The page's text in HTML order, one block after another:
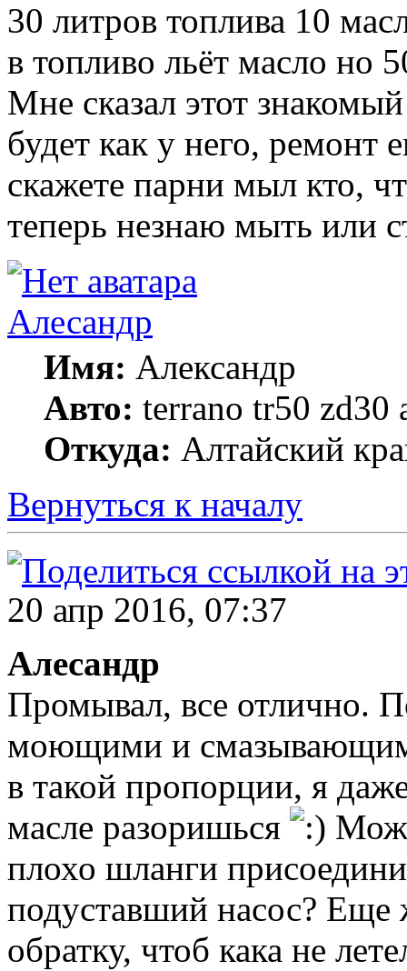
30 литров топлива 10
в топливо льёт масло но
Мне сказал этот
будет как у него,
скажете парни мыл кто,
теперь незнаю мыть или
Алесандр
Имя: Александр
Авто: terrano tr50 zd30
Откуда: Алтайский
Вернуться к началу
20 апр 2016, 07:37
Алесандр
Промывал, все отлично.
моющими и
в такой пропорции, я
масле разоришься
плохо шланги
подуставший насос? Еще
обратку, чтоб кака не